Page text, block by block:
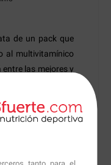
de un pack que
al multivitamínico
las mejores y
Nutrition
las proteínas son
alto con la tercera